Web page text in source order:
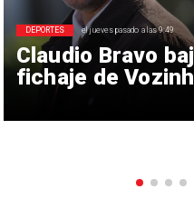
Claudio Bravo
fichaje de
DEPORTES el jueves pasado a las 9:49